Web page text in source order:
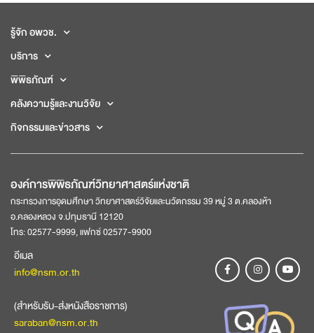
รู้จัก อพวช.
บริการ
พิพิธภัณฑ์
คลังความรู้และงานวิจัย
กิจกรรมและข่าวสาร
องค์การพิพิธภัณฑ์วิทยาศาสตร์แห่งชาติ
กระทรวงการอุดมศึกษา วิทยาศาสตร์วิจัยและนวัตกรรม 39 หมู่ 3 ต.คลองห้า
อ.คลองหลวง จ.ปทุมธานี 12120
โทร: 02577-9999, แฟกซ์ 02577-9900
อีเมล
info@nsm.or.th
(สำหรับรับ-ส่งหนังสือราชการ)
saraban@nsm.or.th